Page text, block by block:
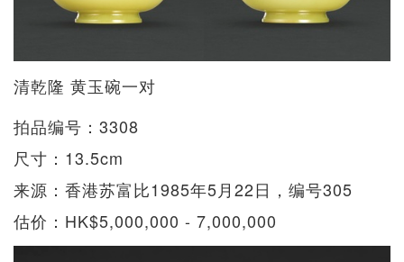
清乾隆 黄玉碗一对
拍品编号：3308
尺寸：13.5cm
来源：香港苏富比1985年5月22日，编号305
估价：HK$5,000,000 - 7,000,000